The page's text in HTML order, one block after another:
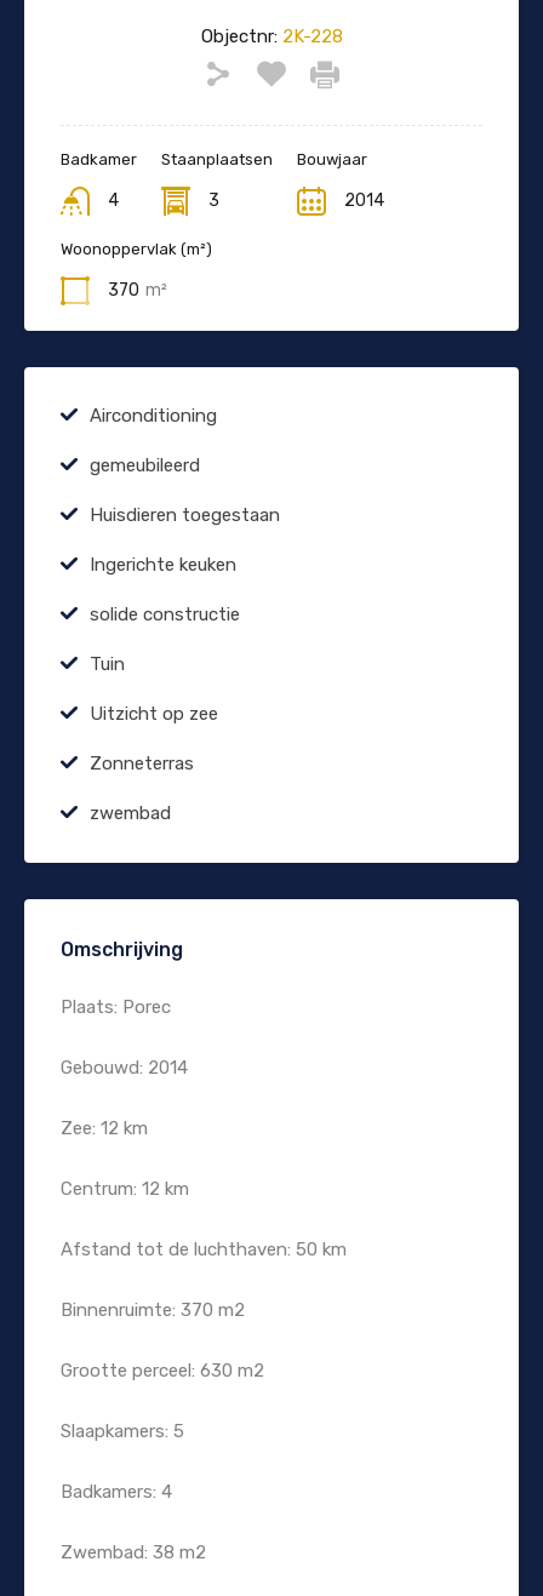
Objectnr:2K-228
Badkamer
4
Staanplaatsen
3
Bouwjaar
2014
Woonoppervlak (m²)
370 m²
Airconditioning
gemeubileerd
Huisdieren toegestaan
Ingerichte keuken
solide constructie
Tuin
Uitzicht op zee
Zonneterras
zwembad
Omschrijving
Plaats: Porec
Gebouwd: 2014
Zee: 12 km
Centrum: 12 km
Afstand tot de luchthaven: 50 km
Binnenruimte: 370 m2
Grootte perceel: 630 m2
Slaapkamers: 5
Badkamers: 4
Zwembad: 38 m2